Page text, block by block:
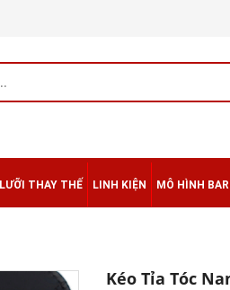
LƯỠI THAY THẾ LINH KIỆN MÔ HÌNH
Kéo Tỉa Tóc